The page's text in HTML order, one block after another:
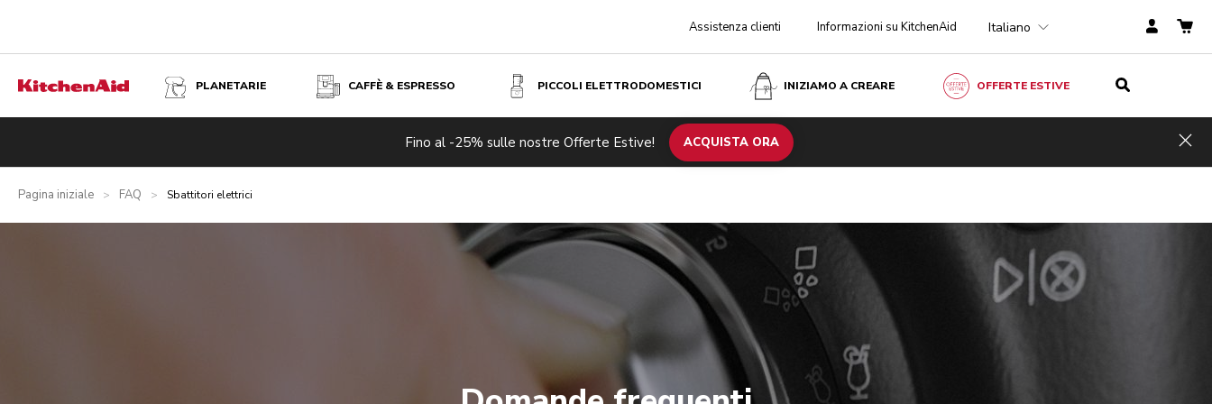
Assistenza clienti Informazioni su KitchenAid Italiano
PLANETARIE CAFFÈ & ESPRESSO PICCOLI ELETTRODOMESTICI INIZIAMO A CREARE OFFERTE ESTIVE
Fino al -25% sulle nostre Offerte Estive! ACQUISTA ORA
Pagina iniziale > FAQ > Sbattitori elettrici